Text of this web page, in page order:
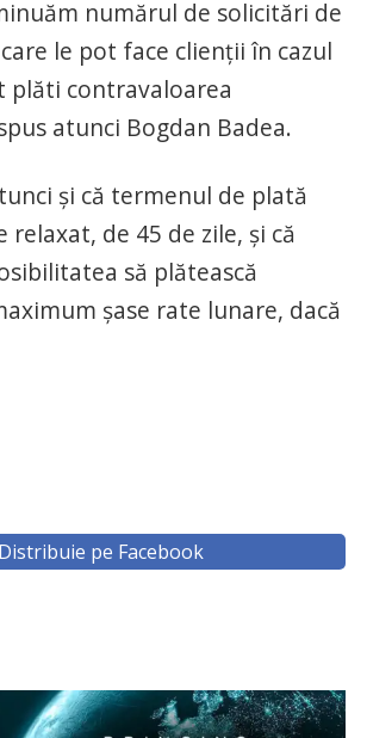
numărul de solicitări de
le pot face clienții în cazul
plăti contravaloarea
atunci Bogdan Badea.
și că termenul de plată
relaxat, de 45 de zile, și că
să plătească
șase rate lunare, dacă
Distribuie pe Facebook